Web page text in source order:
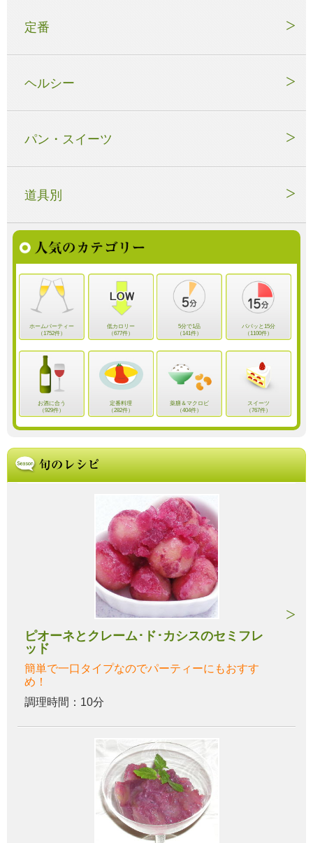
定番
ヘルシー
パン・スイーツ
道具別
ホームパーティー
（1752件）
低カロリー
（677件）
5分で1品
（141件）
パパッと15分
（1100件）
お酒に合う
（929件）
定番料理
（282件）
薬膳＆マクロビ
（404件）
スイーツ
（767件）
ピオーネとクレーム･ド･カシスのセミフレ
ッド
簡単で一口タイプなのでパーティーにもおすす
め！
調理時間：10分